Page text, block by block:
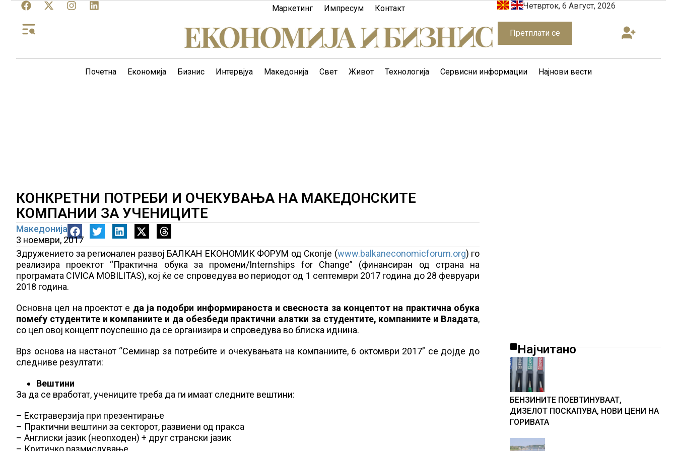
Маркетинг Импресум Контакт Четврток, 6 Август, 2026
Претплати се
Почетна Економија Бизнис Интервјуа Македонија Свет Живот Технологија Сервисни информации Најнови вести
КОНКРЕТНИ ПОТРЕБИ И ОЧЕКУВАЊА НА МАКЕДОНСКИТЕ
КОМПАНИИ ЗА УЧЕНИЦИТЕ
Македонија
3 ноември, 2017
Здружението за регионален развој БАЛКАН ЕКОНОМИК ФОРУМ од Скопје (www.balkaneconomicforum.org) го
реализира проектот “Практична обука за промени/Internships for Change” (финансиран од страна на
програмата CIVICA MOBILITAS), кој ќе се спроведува во периодот од 1 септември 2017 година до 28 февруари
2018 година.
Основна цел на проектот е да ја подобри информираноста и свесноста за концептот на практична обука
помеѓу студентите и компаниите и да обезбеди практични алатки за студентите, компаниите и Владата,
со цел овој концепт поуспешно да се организира и спроведува во блиска иднина.
Врз основа на настанот “Семинар за потребите и очекувањата на компаниите, 6 октомври 2017” се дојде до
следниве резултати:
Вештини
За да се вработат, учениците треба да ги имаат следните вештини:
– Екстраверзија при презентирање
– Практични вештини за секторот, развиени од пракса
– Англиски јазик (неопходен) + друг странски јазик
– Критичко размислување
Најчитано
БЕНЗИНИТЕ ПОЕВТИНУВААТ,
ДИЗЕЛОТ ПОСКАПУВА, НОВИ ЦЕНИ НА
ГОРИВАТА